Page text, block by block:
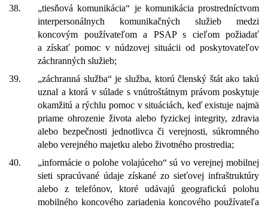
38.
„tiesňová komunikácia“ je komunikácia prostredníctvom
interpersonálnych komunikačných služieb medzi
koncovým používateľom a PSAP s cieľom požiadať
a získať pomoc v núdzovej situácii od poskytovateľov
záchranných služieb;
39.
„záchranná služba“ je služba, ktorú členský štát ako takú
uznal a ktorá v súlade s vnútroštátnym právom poskytuje
okamžitú a rýchlu pomoc v situáciách, keď existuje najmä
priame ohrozenie života alebo fyzickej integrity, zdravia
alebo bezpečnosti jednotlivca či verejnosti, súkromného
alebo verejného majetku alebo životného prostredia;
40.
„informácie o polohe volajúceho“ sú vo verejnej mobilnej
sieti spracúvané údaje získané zo sieťovej infraštruktúry
alebo z telefónov, ktoré udávajú geografickú polohu
mobilného koncového zariadenia koncového používateľa